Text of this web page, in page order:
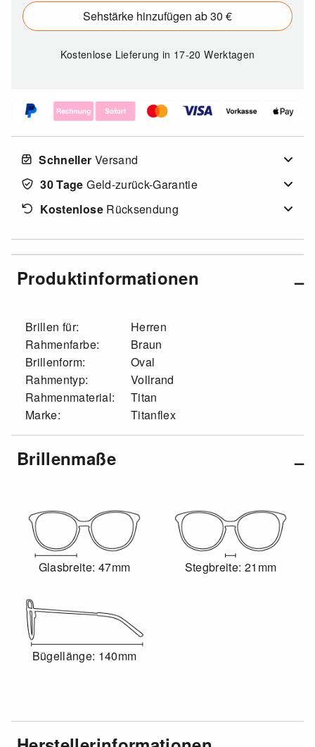
Sehstärke hinzufügen ab 30 €
Kostenlose Lieferungin 17-20 Werktagen
Schneller Versand
30 Tage Geld-zurück-Garantie
KostenloseRücksendung
Produktinformationen
Brillen für:
Herren
Rahmenfarbe:
Braun
Brillenform:
Oval
Rahmentyp:
Vollrand
Rahmenmaterial:
Titan
Marke:
Titanflex
Brillenmaße
Glasbreite: 47mm Stegbreite: 21mm
Bügellänge: 140mm